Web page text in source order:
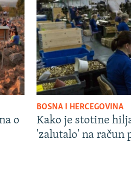
o
BOSNA I HERCEGOVINA
Kako je stotine
'zalutalo' na račun